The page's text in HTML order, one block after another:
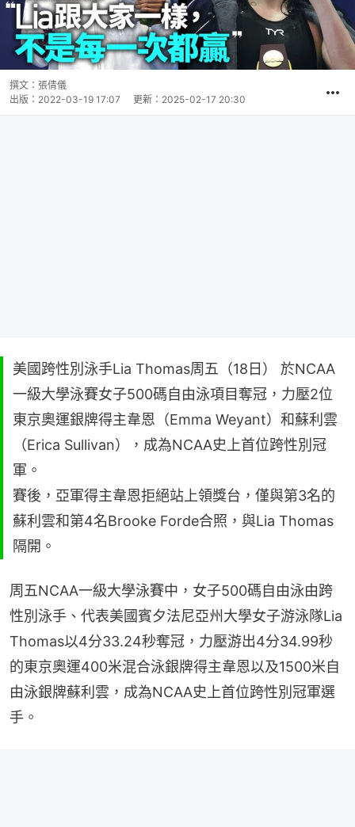
撰文： 張倩儀
出版： 2022-03-19 17:07 更新： 2025-02-17 20:30
美國跨性別泳手Lia Thomas周五（18日） 於NCAA
一級大學泳賽女子500碼自由泳項目奪冠，力壓2位
東京奧運銀牌得主韋恩（Emma Weyant）和蘇利雲
（Erica Sullivan），成為NCAA史上首位跨性別冠
軍。
賽後，亞軍得主韋恩拒絕站上領獎台，僅與第3名的
蘇利雲和第4名Brooke Forde合照，與Lia Thomas
隔開。
周五NCAA一級大學泳賽中，女子500碼自由泳由跨
性別泳手、代表美國賓夕法尼亞州大學女子游泳隊Lia
Thomas以4分33.24秒奪冠，力壓游出4分34.99秒
的東京奧運400米混合泳銀牌得主韋恩以及1500米自
由泳銀牌蘇利雲，成為NCAA史上首位跨性別冠軍選
手。